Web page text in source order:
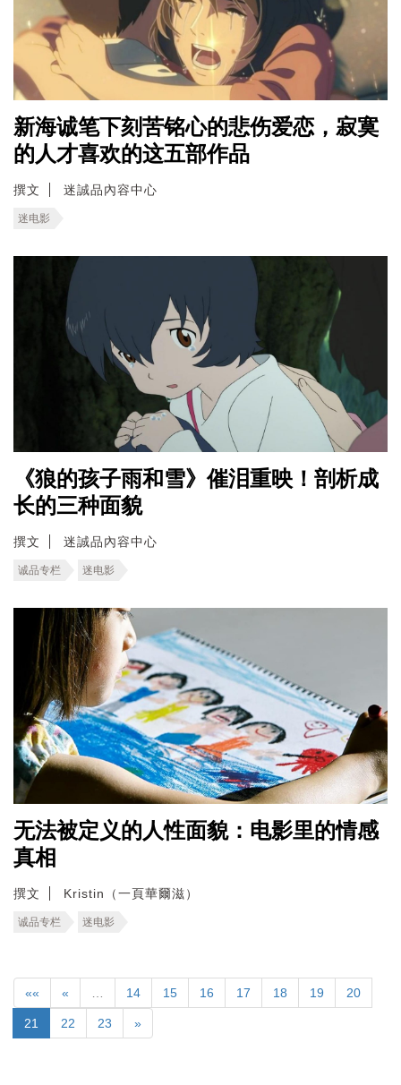
新海诚笔下刻苦铭心的悲伤爱恋，寂寞
的人才喜欢的这五部作品
撰文 迷誠品內容中心
迷电影
《狼的孩子雨和雪》催泪重映！剖析成
长的三种面貌
撰文 迷誠品內容中心
诚品专栏 迷电影
无法被定义的人性面貌：电影里的情感
真相
撰文 Kristin（一頁華爾滋）
诚品专栏 迷电影
«« « 14 15 16 17 18 19 20
21 22 23 »